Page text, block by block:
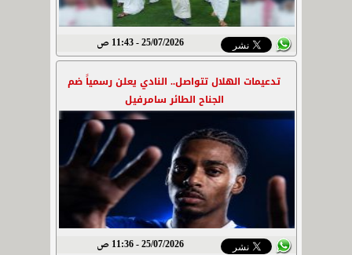
25/07/2026 - 11:43 ص
تدعيمات الهلال تتواصل.. النادي يعلن رسمياً ضم
الجناح الطائر سامرفيل
25/07/2026 - 11:36 ص